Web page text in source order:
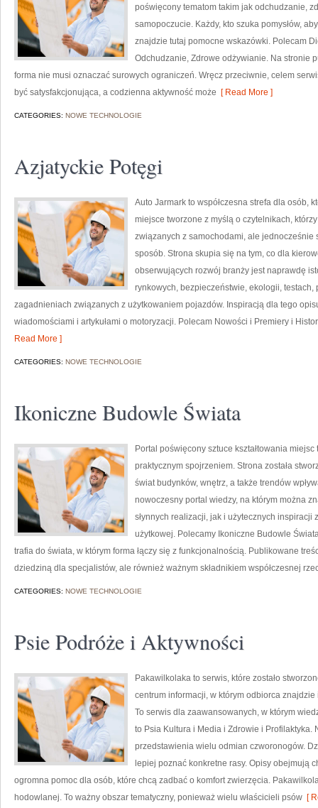
poświęcony tematom takim jak odchudzanie,
samopoczucie. Każdy, kto szuka pomysłów,
znajdzie tutaj pomocne wskazówki. Polecam
Odchudzanie, Zdrowe odżywianie. Na stronie
forma nie musi oznaczać surowych ograniczeń. Wręcz przeciwnie, celem
być satysfakcjonująca, a codzienna aktywność może [ Read More ]
CATEGORIES: NOWE TECHNOLOGIE
Azjatyckie Potęgi
Auto Jarmark to współczesna strefa dla osób,
miejsce tworzone z myślą o czytelnikach,
związanych z samochodami, ale
sposób. Strona skupia się na tym, co dla
obserwujących rozwój branży jest naprawdę
rynkowych, bezpieczeństwie, ekologii,
zagadnieniach związanych z użytkowaniem pojazdów. Inspiracją dla tego
wiadomościami i artykułami o motoryzacji. Polecam Nowości i Premiery i
Read More ]
CATEGORIES: NOWE TECHNOLOGIE
Ikoniczne Budowle Świata
Portal poświęcony sztuce kształtowania
praktycznym spojrzeniem. Strona została
świat budynków, wnętrz, a także trendów
nowoczesny portal wiedzy, na którym można
słynnych realizacji, jak i użytecznych
użytkowej. Polecamy Ikoniczne Budowle
trafia do świata, w którym forma łączy się z funkcjonalnością. Publikowane
dziedziną dla specjalistów, ale również ważnym składnikiem współczesnej
CATEGORIES: NOWE TECHNOLOGIE
Psie Podróże i Aktywności
Pakawilkolaka to serwis, które zostało
centrum informacji, w którym odbiorca
To serwis dla zaawansowanych, w którym
to Psia Kultura i Media i Zdrowie i Profilaktyka.
przedstawienia wielu odmian czworonogów.
lepiej poznać konkretne rasy. Opisy obejmują
ogromna pomoc dla osób, które chcą zadbać o komfort zwierzęcia.
hodowlanej. To ważny obszar tematyczny, ponieważ wielu właścicieli psów [